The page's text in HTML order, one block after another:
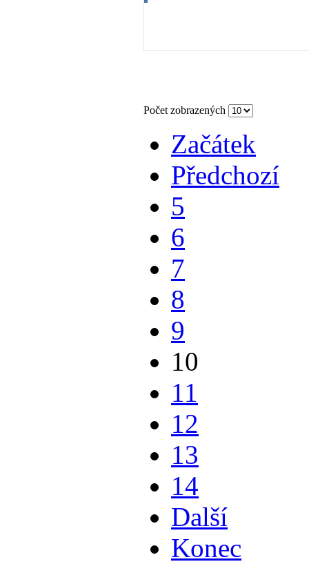
Počet zobrazených
Začátek
Předchozí
5
6
7
8
9
10
11
12
13
14
Další
Konec